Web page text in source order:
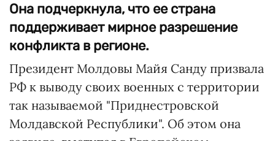
Она подчеркнула, что ее страна
поддерживает мирное разрешение
конфликта в регионе.
Президент Молдовы Майя Санду призвала
РФ к выводу своих военных с территории
так называемой "Приднестровской
Молдавской Республики". Об этом она